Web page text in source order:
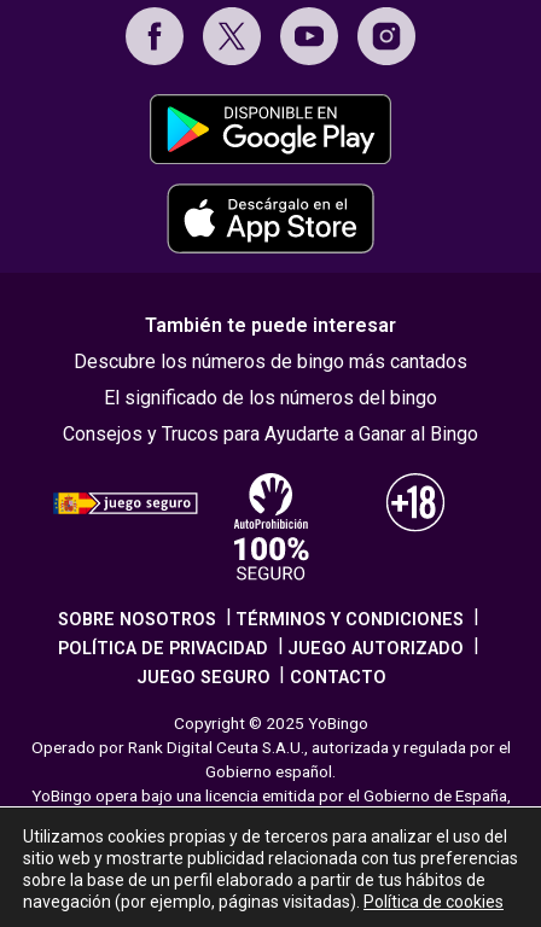
También te puede interesar
Descubre los números de bingo más cantados
El significado de los números del bingo
Consejos y Trucos para Ayudarte a Ganar al Bingo
SOBRE NOSOTROS
TÉRMINOS Y CONDICIONES
POLÍTICA DE PRIVACIDAD
JUEGO AUTORIZADO
JUEGO SEGURO
CONTACTO
Copyright © 2025 YoBingo
Operado por Rank Digital Ceuta S.A.U., autorizada y regulada por el
Gobierno español.
YoBingo opera bajo una licencia emitida por el Gobierno de España,
responsabilidad en los juegos online. El juego es una forma de
entretenimiento cuya finalidad es ofrecer diversión y emoción a los
jugadores en nuestra página web. Juega con moderación siguiendo
las pautas recomendadas para el juego responsable.
Utilizamos cookies propias y de terceros para analizar el uso del
sitio web y mostrarte publicidad relacionada con tus preferencias
sobre la base de un perfil elaborado a partir de tus hábitos de
navegación (por ejemplo, páginas visitadas). Política de cookies